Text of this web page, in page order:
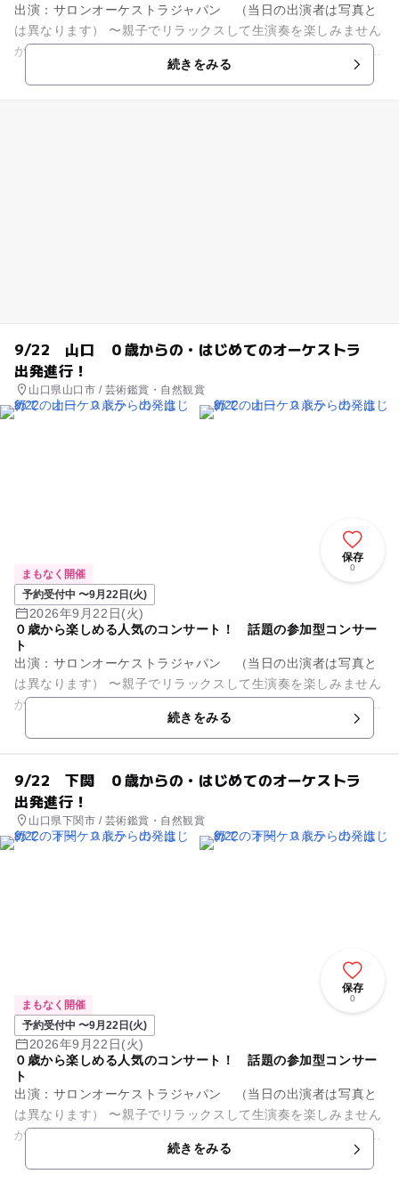
出演：サロンオーケストラジャパン （当日の出演者は写真と
は異なります） 〜親子でリラックスして生演奏を楽しみません
か？〜 オーディションで選ばれた優秀な演奏家で構成されてお
続きをみる
9/22 山口 ０歳からの・はじめてのオーケストラ
出発進行！
山口県山口市 / 芸術鑑賞・自然観賞
保存
0
まもなく開催
予約受付中 〜9月22日(火)
2026年9月22日(火)
０歳から楽しめる人気のコンサート！ 話題の参加型コンサー
ト
出演：サロンオーケストラジャパン （当日の出演者は写真と
は異なります） 〜親子でリラックスして生演奏を楽しみません
か？〜 オーディションで選ばれた優秀な演奏家で構成されてお
続きをみる
9/22 下関 ０歳からの・はじめてのオーケストラ
出発進行！
山口県下関市 / 芸術鑑賞・自然観賞
保存
0
まもなく開催
予約受付中 〜9月22日(火)
2026年9月22日(火)
０歳から楽しめる人気のコンサート！ 話題の参加型コンサー
ト
出演：サロンオーケストラジャパン （当日の出演者は写真と
は異なります） 〜親子でリラックスして生演奏を楽しみません
か？〜 オーディションで選ばれた優秀な演奏家で構成されてお
続きをみる